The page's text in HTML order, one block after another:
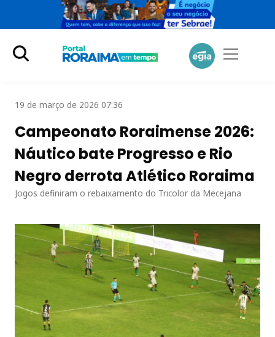
19 de março de 2026 07:36
Campeonato Roraimense 2026:
Náutico bate Progresso e Rio
Negro derrota Atlético Roraima
Jogos definiram o rebaixamento do Tricolor da Mecejana